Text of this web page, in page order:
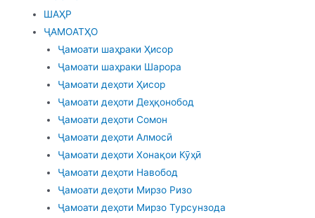
ШАҲР
ҶАМОАТҲО
Ҷамоати шаҳраки Ҳисор
Ҷамоати шаҳраки Шарора
Ҷамоати деҳоти Ҳисор
Ҷамоати деҳоти Деҳқонобод
Ҷамоати деҳоти Сомон
Ҷамоати деҳоти Алмосӣ
Ҷамоати деҳоти Хонақои Кӯҳӣ
Ҷамоати деҳоти Навобод
Ҷамоати деҳоти Мирзо Ризо
Ҷамоати деҳоти Мирзо Турсунзода